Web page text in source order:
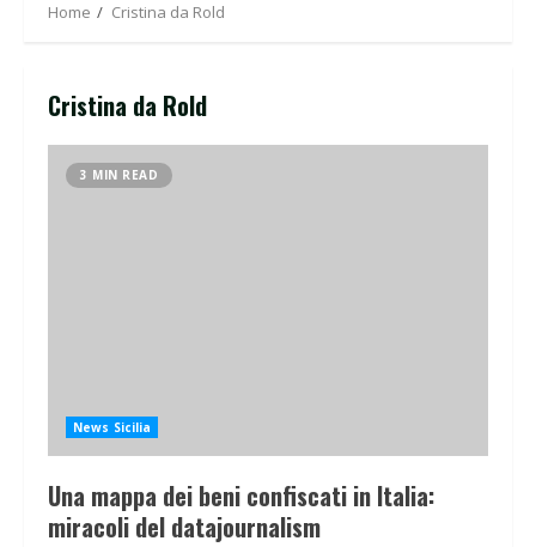
Home Cristina da Rold
Cristina da Rold
3 MIN READ
News Sicilia
Una mappa dei beni confiscati in Italia:
miracoli del datajournalism